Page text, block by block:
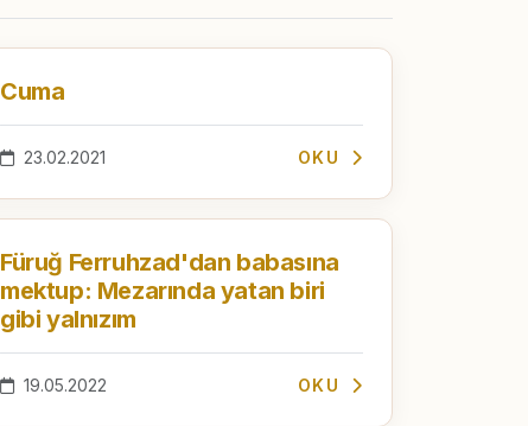
Cuma
23.02.2021 OKU
Füruğ Ferruhzad'dan babasına
mektup: Mezarında yatan biri
gibi yalnızım
19.05.2022 OKU